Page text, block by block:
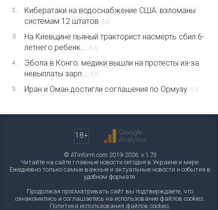
2.
Кибератаки на водоснабжение США: взломаны
системам 12 штатов 5.0
3.
На Киевщине пьяный тракторист насмерть сбил 6-
летнего ребенк...
5.0
4.
Эбола в Конго: медики вышли на протесты из-за
невыплаты зарп...
5.0
5. Иран и Оман достигли соглашения по Ормузу 5.0
18+
© ATinform.com 2019-2026. v.1.73
Читайте на сайте главные новости сегодня в Украине и мире.
Ежедневно только самые важные и актуальные новости и события в
удобном формате.
Продолжая просматривать сайт вы подтверждаете, что
ознакомились и соглашаетесь на использование файлов cookies.
Политика использования файлов cookies